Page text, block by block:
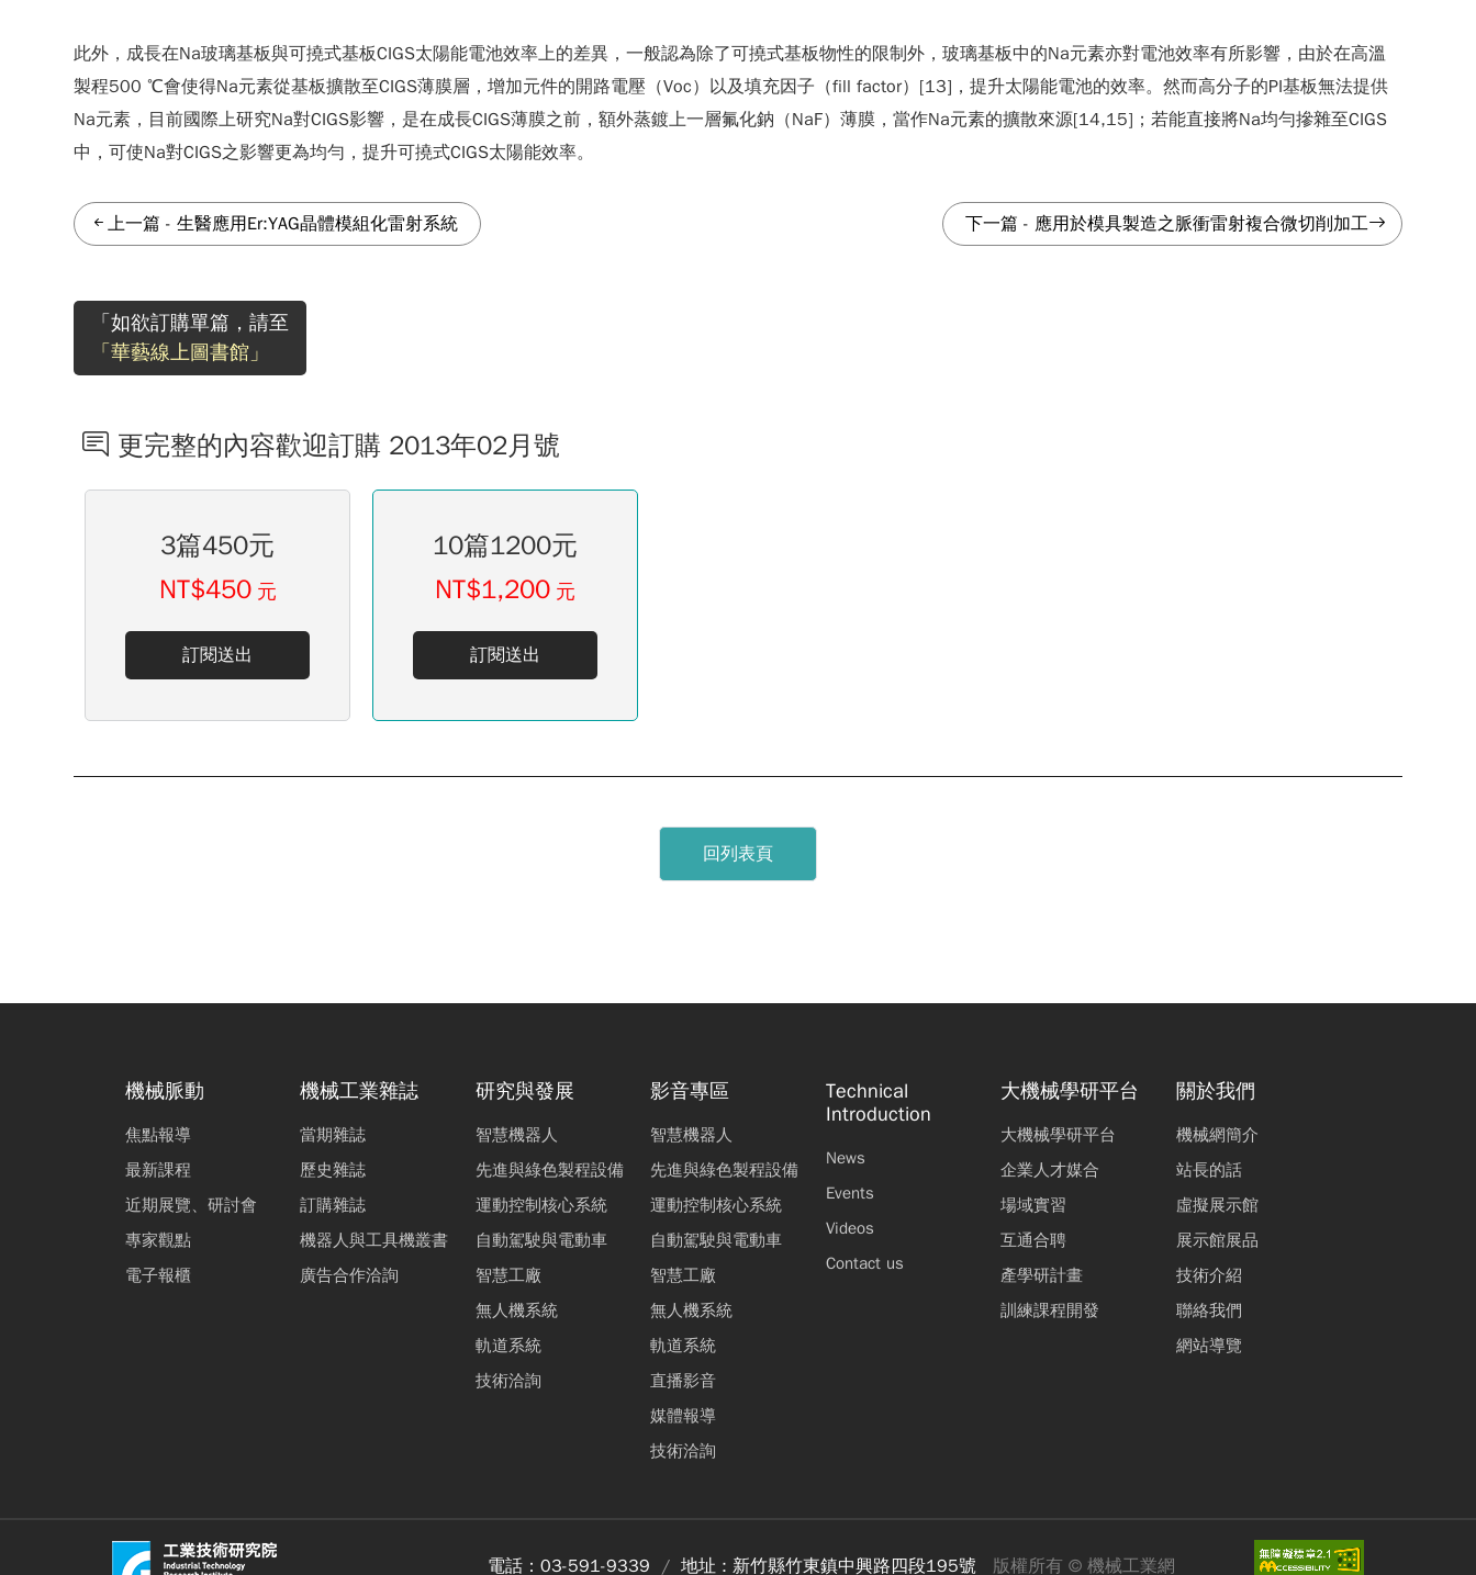
此外，成長在Na玻璃基板與可撓式基板CIGS太陽能電池效率上的差異，一般認為除了可撓式基板物性的限制外，玻璃基板中的Na元素亦對電池效率有所影響，由於在高溫
製程500 ℃會使得Na元素從基板擴散至CIGS薄膜層，增加元件的開路電壓（Voc）以及填充因子（fill factor）[13]，提升太陽能電池的效率。然而高分子的PI基板無法提供
Na元素，目前國際上研究Na對CIGS影響，是在成長CIGS薄膜之前，額外蒸鍍上一層氟化鈉（NaF）薄膜，當作Na元素的擴散來源[14,15]；若能直接將Na均勻摻雜至CIGS
中，可使Na對CIGS之影響更為均勻，提升可撓式CIGS太陽能效率。
上一篇 -生醫應用Er:YAG晶體模組化雷射系統 下一篇 - 應用於模具製造之脈衝雷射複合微切削加工
「如欲訂購單篇，請至
「華藝線上圖書館」
更完整的內容歡迎訂購 2013年02月號
3篇450元
NT$450 元
訂閱送出
10篇1200元
NT$1,200 元
訂閱送出
回列表頁
機械脈動
焦點報導
最新課程
近期展覽、研討會
專家觀點
電子報櫃
機械工業雜誌
當期雜誌
歷史雜誌
訂購雜誌
機器人與工具機叢書
廣告合作洽詢
研究與發展
智慧機器人
先進與綠色製程設備
運動控制核心系統
自動駕駛與電動車
智慧工廠
無人機系統
軌道系統
技術洽詢
影音專區
智慧機器人
先進與綠色製程設備
運動控制核心系統
自動駕駛與電動車
智慧工廠
無人機系統
軌道系統
直播影音
媒體報導
技術洽詢
Technical
Introduction
News
Events
Videos
Contact us
大機械學研平台
大機械學研平台
企業人才媒合
場域實習
互通合聘
產學研計畫
訓練課程開發
關於我們
機械網簡介
站長的話
虛擬展示館
展示館展品
技術介紹
聯絡我們
網站導覽
電話： 03-591-9339 地址 : 新竹縣竹東鎮中興路四段195號 版權所有 © 機械工業網